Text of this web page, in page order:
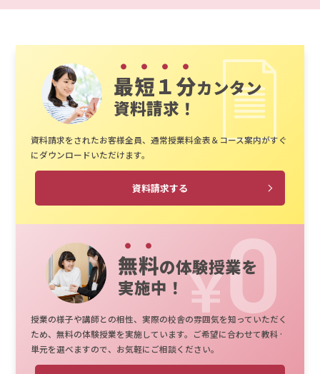
最短１分カンタン
資料請求！
資料請求をされたお客様全員、通常授業料金表＆コース案内がすぐ
にダウンロードいただけます。
資料請求する
無料の体験授業を
実施中！
授業の様子や講師との相性、実際の校舎の雰囲気を知っていただく
ため、無料の体験授業を実施しています。ご希望に合わせて教科·
単元を選べますので、お気軽にご相談ください。